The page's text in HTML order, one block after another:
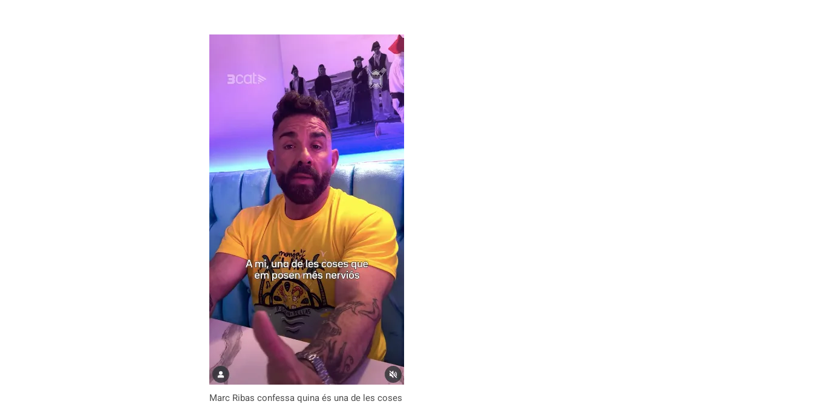
Marc Ribas confessa quina és una de les coses